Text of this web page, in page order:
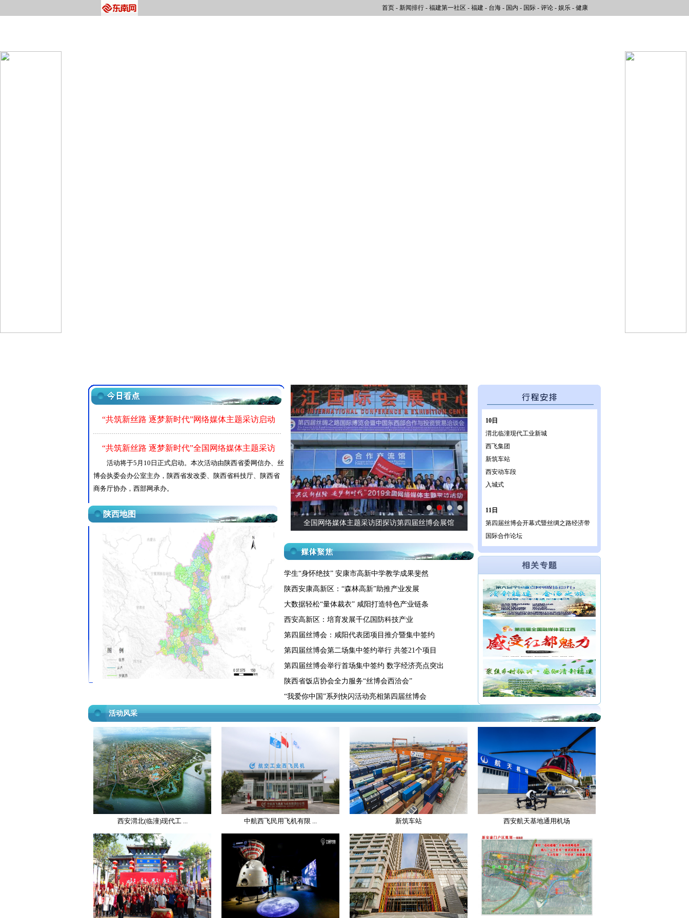
“共筑新丝路 逐梦新时代”网络媒体主题采访启动
“共筑新丝路 逐梦新时代”全国网络媒体主题采访
活动将于5月10日正式启动。本次活动由陕西省委网信办、丝
博会执委会办公室主办，陕西省发改委、陕西省科技厅、陕西省
商务厅协办，西部网承办。
陕西地图
5月11日开幕 精彩亮点抢先看 采访团探馆丝博会：“想不到西安这么科技范” 全国网络媒体主题采访团探访第四届丝博会展馆 丝博会进入倒计时 陕西首批重点推介项目205个
学生“身怀绝技” 安康市高新中学教学成果斐然
陕西安康高新区：“森林高新”助推产业发展
大数据轻松“量体裁衣” 咸阳打造特色产业链条
西安高新区：培育发展千亿国防科技产业
第四届丝博会：咸阳代表团项目推介暨集中签约
第四届丝博会第二场集中签约举行 共签21个项目
第四届丝博会举行首场集中签约 数字经济亮点突出
陕西省饭店协会全力服务“丝博会西洽会”
“我爱你中国”系列快闪活动亮相第四届丝博会
10日
渭北临潼现代工业新城
西飞集团
新筑车站
西安动车段
入城式
11日
第四届丝博会开幕式暨丝绸之路经济带
国际合作论坛
丝博会特色产品馆
西安创新设计中心
九号宇宙深空主题科普研学基地
12日
西安航天通航产业园
西安国家数字出版基地军民融合产业展
厅
永兴坊CITY
西安三星城
新兴纺织工业园
13日
新安康门户区规划建设
14日
安康“三个经济”建设
颁奖仪式
活动风采
西安渭北(临潼)现代工 ... 中航西飞民用飞机有限 ... 新筑车站 西安航天基地通用机场